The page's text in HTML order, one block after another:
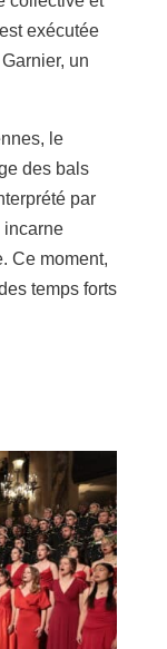
exécutée
un
le
des bals
par
incarne
Ce moment,
temps forts